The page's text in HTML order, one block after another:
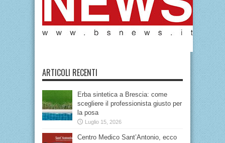
ARTICOLI RECENTI
Erba sintetica a Brescia: come
scegliere il professionista giusto per
la posa
Luglio 15, 2026
Centro Medico Sant’Antonio, ecco